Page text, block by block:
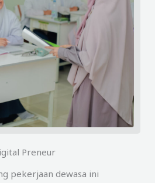
Preneur
pekerjaan dewasa ini